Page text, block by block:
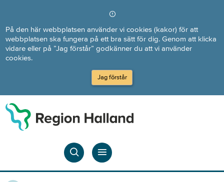
På den här webbplatsen använder vi cookies (kakor) för att
webbplatsen ska fungera på ett bra sätt för dig. Genom att klicka
vidare eller på ”Jag förstår” godkänner du att vi använder
cookies.
Jag förstår